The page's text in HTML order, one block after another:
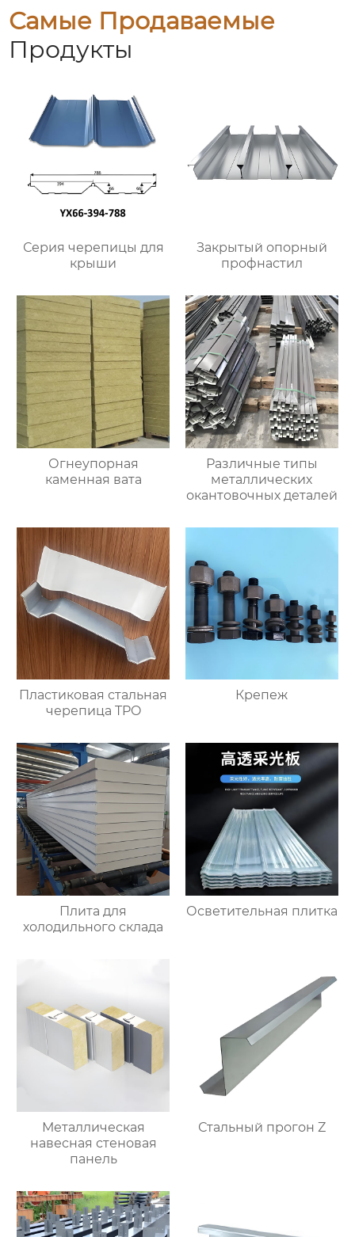
Самые Продаваемые
Продукты
Серия черепицы для
крыши
Закрытый опорный
профнастил
Огнеупорная
каменная вата
Различные типы
металлических
окантовочных деталей
Пластиковая стальная
черепица TPO
Крепеж
Плита для
холодильного склада
Осветительная плитка
Металлическая
навесная стеновая
панель
Стальный прогон Z